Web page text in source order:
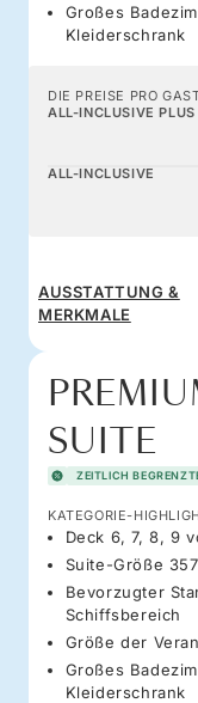
Großes
Kleiderschrank
DIE PREISE PRO
ALL-INCLUSIVE PLUS
ALL-INCLUSIVE
AUSSTATTUNG &
MERKMALE
SUITE
ZEITLICH
KATEGORIE-
Deck 6, 7, 8, 9
Suite-Größe
Bevorzugter
Schiffsbereich
Größe der
Großes
Kleiderschrank